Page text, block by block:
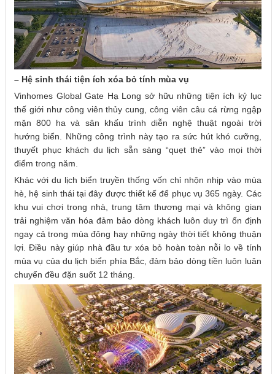
– Hệ sinh thái tiện ích xóa bỏ tính mùa vụ
Vinhomes Global Gate Hạ Long sở hữu những tiện ích kỷ lục
thế giới như công viên thủy cung, công viên câu cá rừng ngập
mặn 800 ha và sân khấu trình diễn nghệ thuật ngoài trời
hướng biển. Những công trình này tạo ra sức hút khó cưỡng,
thuyết phục khách du lịch sẵn sàng “quẹt thẻ” vào mọi thời
điểm trong năm.
Khác với du lịch biển truyền thống vốn chỉ nhộn nhịp vào mùa
hè, hệ sinh thái tại đây được thiết kế để phục vụ 365 ngày. Các
khu vui chơi trong nhà, trung tâm thương mại và không gian
trải nghiệm văn hóa đảm bảo dòng khách luôn duy trì ổn định
ngay cả trong mùa đông hay những ngày thời tiết không thuận
lợi. Điều này giúp nhà đầu tư xóa bỏ hoàn toàn nỗi lo về tính
mùa vụ của du lịch biển phía Bắc, đảm bảo dòng tiền luôn luân
chuyển đều đặn suốt 12 tháng.